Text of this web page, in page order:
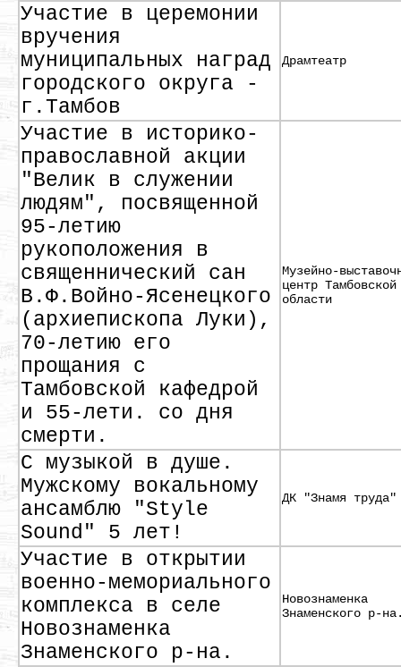
Участие в церемонии
вручения
муниципальных наград
городского округа -
г.Тамбов
Драмтеатр
Участие в историко-
православной акции
"Велик в служении
людям", посвященной
95-летию
рукоположения в
священнический сан
В.Ф.Войно-Ясенецкого
(архиепископа Луки),
70-летию его
прощания с
Тамбовской кафедрой
и 55-лети. со дня
смерти.
Музейно-
центр Тамбовской
области
С музыкой в душе.
Мужскому вокальному
ансамблю "Style
Sound" 5 лет!
ДК "Знамя труда"
Участие в открытии
военно-мемориального
комплекса в селе
Новознаменка
Знаменского р-на.
Новознаменка
Знаменского р-